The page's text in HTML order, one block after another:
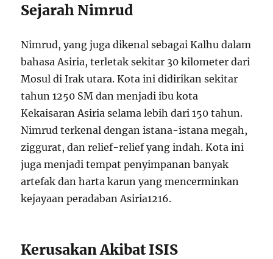
Sejarah Nimrud
Nimrud, yang juga dikenal sebagai Kalhu dalam
bahasa Asiria, terletak sekitar 30 kilometer dari
Mosul di Irak utara. Kota ini didirikan sekitar
tahun 1250 SM dan menjadi ibu kota
Kekaisaran Asiria selama lebih dari 150 tahun.
Nimrud terkenal dengan istana-istana megah,
ziggurat, dan relief-relief yang indah. Kota ini
juga menjadi tempat penyimpanan banyak
artefak dan harta karun yang mencerminkan
kejayaan peradaban Asiria1216.
Kerusakan Akibat ISIS